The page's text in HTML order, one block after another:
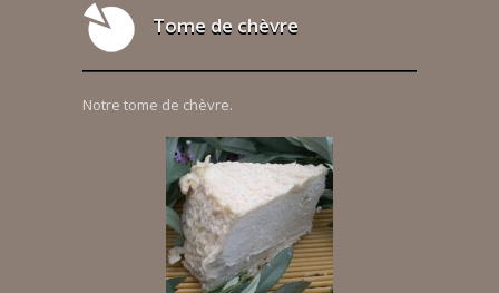
Tome de chèvre
Notre tome de chèvre.